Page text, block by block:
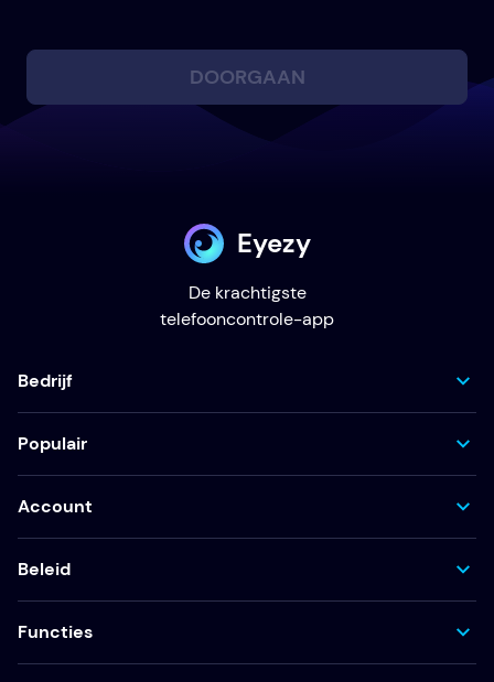
DOORGAAN
Eyezy
De krachtigste
telefooncontrole-app
Bedrijf
Populair
Account
Beleid
Functies